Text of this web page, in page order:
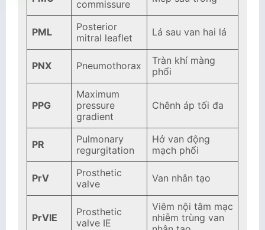
commissure
PML
Posterior
mitral leaflet
Lá sau van hai lá
PNX Pneumothorax
Tràn khí màng
phổi
PPG
Maximum
pressure
gradient
Chênh áp tối đa
PR
Pulmonary
regurgitation
Hở van động
mạch phổi
PrV
Prosthetic
valve
Van nhân tạo
PrVIE
Prosthetic
valve IE
Viêm nội tâm mạc
nhiễm trùng van